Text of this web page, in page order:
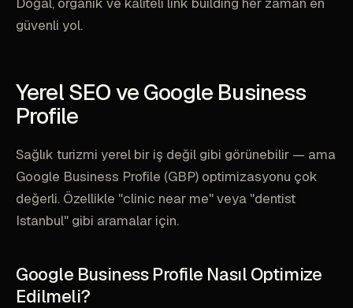
güvenli yol.
Yerel SEO ve Google Business
Profile
Sağlık turizmi yerel bir iş değil gibi görünebilir — ama
Google Business Profile (GBP) optimizasyonu çok
değerli. Özellikle "clinic near me" veya "dentist
Istanbul" gibi aramalar için.
Google Business Profile Nasıl Optimize
Edilmeli?